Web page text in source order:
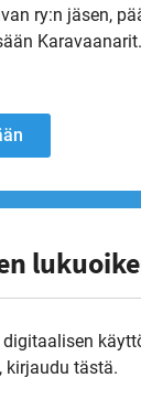
ry:n jäsen,
kirjaudu tästä.